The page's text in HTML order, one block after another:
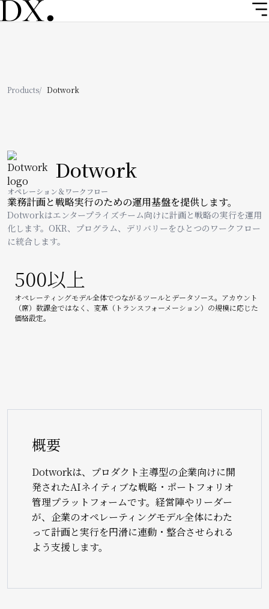
メ
イ
ンパ
ず
Products Dotwork
Image Dotwork
オペレーション＆ワークフロー
業務計画と戦略実行のための運用基盤を提供します。
Dotworkはエンタープライズチーム向けに計画と戦略の実行を運用
化します。OKR、プログラム、デリバリーをひとつのワークフロー
に統合します。
500以上
オペレーティングモデル全体でつながるツールとデータソース。アカウント
（席）数課金ではなく、変革（トランスフォーメーション）の規模に応じた
価格設定。
概要
Dotworkは、プロダクト主導型の企業向けに開
発されたAIネイティブな戦略・ポートフォリオ
管理プラットフォームです。経営陣やリーダー
が、企業のオペレーティングモデル全体にわた
って計画と実行を円滑に連動・整合させられる
よう支援します。